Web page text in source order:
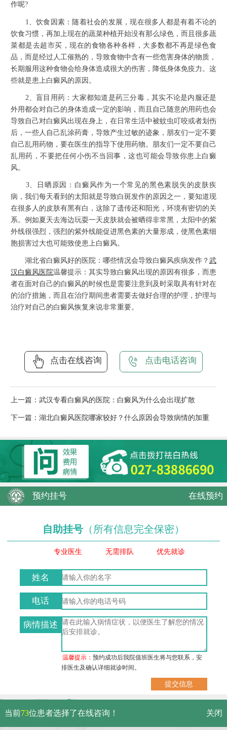
作呢?
1、饮食因素：随着社会的发展，现在很多人都是有着不论的
饮食习惯，再加上现在的蔬菜种植开始没有那么绿色，而且很多蔬
菜都是去超市买，现在的食物各种各样，大多数都不再是绿色食
品，而是经过人工催熟的，导致食物中含有一些危害身体的物质，
长期服用这种食物会给身体造成很大的伤害，降低身体免疫力。这
些就是患上白癜风的原因。
2、盲目用药：大家都知道是药三分毒，其实不论是内服还是
外用都会对自己的身体造成一定的影响，而且自己随意的用药也会
导致自己对白癜风出现在身上，在日常生活中被蚊虫叮咬或者划伤
后，一些人自己乱涂药膏，导致产生过敏的迹象，朋友们一定不要
自己乱用药物，要在医生的指导下使用药物。朋友们一定不要自己
乱用药，不要把任何小伤不当回事，这也可能会导致你患上白癜
风。
3、日晒原因：白癜风作为一个常见的黑色素脱失的皮肤疾
病，我们每天看到的太阳就是导致白斑发作的原因之一，要知道现
在很多人的皮肤有黑有白，这除了遗传还和阳光，环境有密切的关
系。例如夏天去海边玩耍一天皮肤就会被晒得非常黑，太阳中的紫
外线很强烈，强烈的紫外线能促进黑色素的大量形成，使黑色素细
胞损害过大也可能致使患上白癜风。
湖北省白癜风好的医院：哪些情况会导致白癜风疾病发作？ 武
汉白癜风医院温馨提示：其实导致白癜风出现的原因有很多，而患
者在面对自己的白癜风的时候也是需要注意到及时采取具有针对在
的治疗措施，而且在治疗期间患者需要去做好合理的护理，护理与
治疗对自己的白癜风恢复来说非常重要。
点击在线咨询 点击电话咨询
上一篇： 武汉专看白癜风的医院：白癜风为什么会出现扩散
下一篇： 湖北白癜风医院哪家较好？什么原因会导致病情的加重
预约挂号 在线预约
自助挂号 （所有信息完全保密）
专业医生 无需排队 优先就诊
姓名
电话
病情描述
温馨提示：预约成功后我院值班医生将与您联系，安
排医生及确认详细就诊时间。
武汉市硚口区解放大道479号
当前73位患者选择了在线咨询！ 关闭